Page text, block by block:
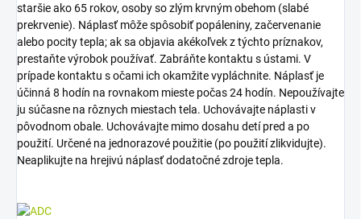
staršie ako 65 rokov, osoby so zlým krvným obehom (slabé
prekrvenie). Náplasť môže spôsobiť popáleniny, začervenanie
alebo pocity tepla; ak sa objavia akékoľvek z týchto príznakov,
prestaňte výrobok používať. Zabráňte kontaktu s ústami. V
prípade kontaktu s očami ich okamžite vypláchnite. Náplasť je
účinná 8 hodín na rovnakom mieste počas 24 hodín. Nepoužívajte
ju súčasne na rôznych miestach tela. Uchovávajte náplasti v
pôvodnom obale. Uchovávajte mimo dosahu detí pred a po
použití. Určené na jednorazové použitie (po použití zlikvidujte).
Neaplikujte na hrejivú náplasť dodatočné zdroje tepla.